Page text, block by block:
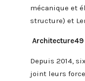
mécanique et
structure) et
Architecture49
Depuis 2014,
joint leurs